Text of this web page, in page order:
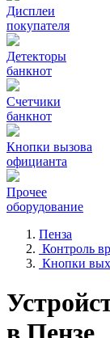
Дисплеи
покупателя
Детекторы
банкнот
Счетчики
банкнот
Кнопки вызова
официанта
Прочее
оборудование
Пенза
Контроль
Кнопки